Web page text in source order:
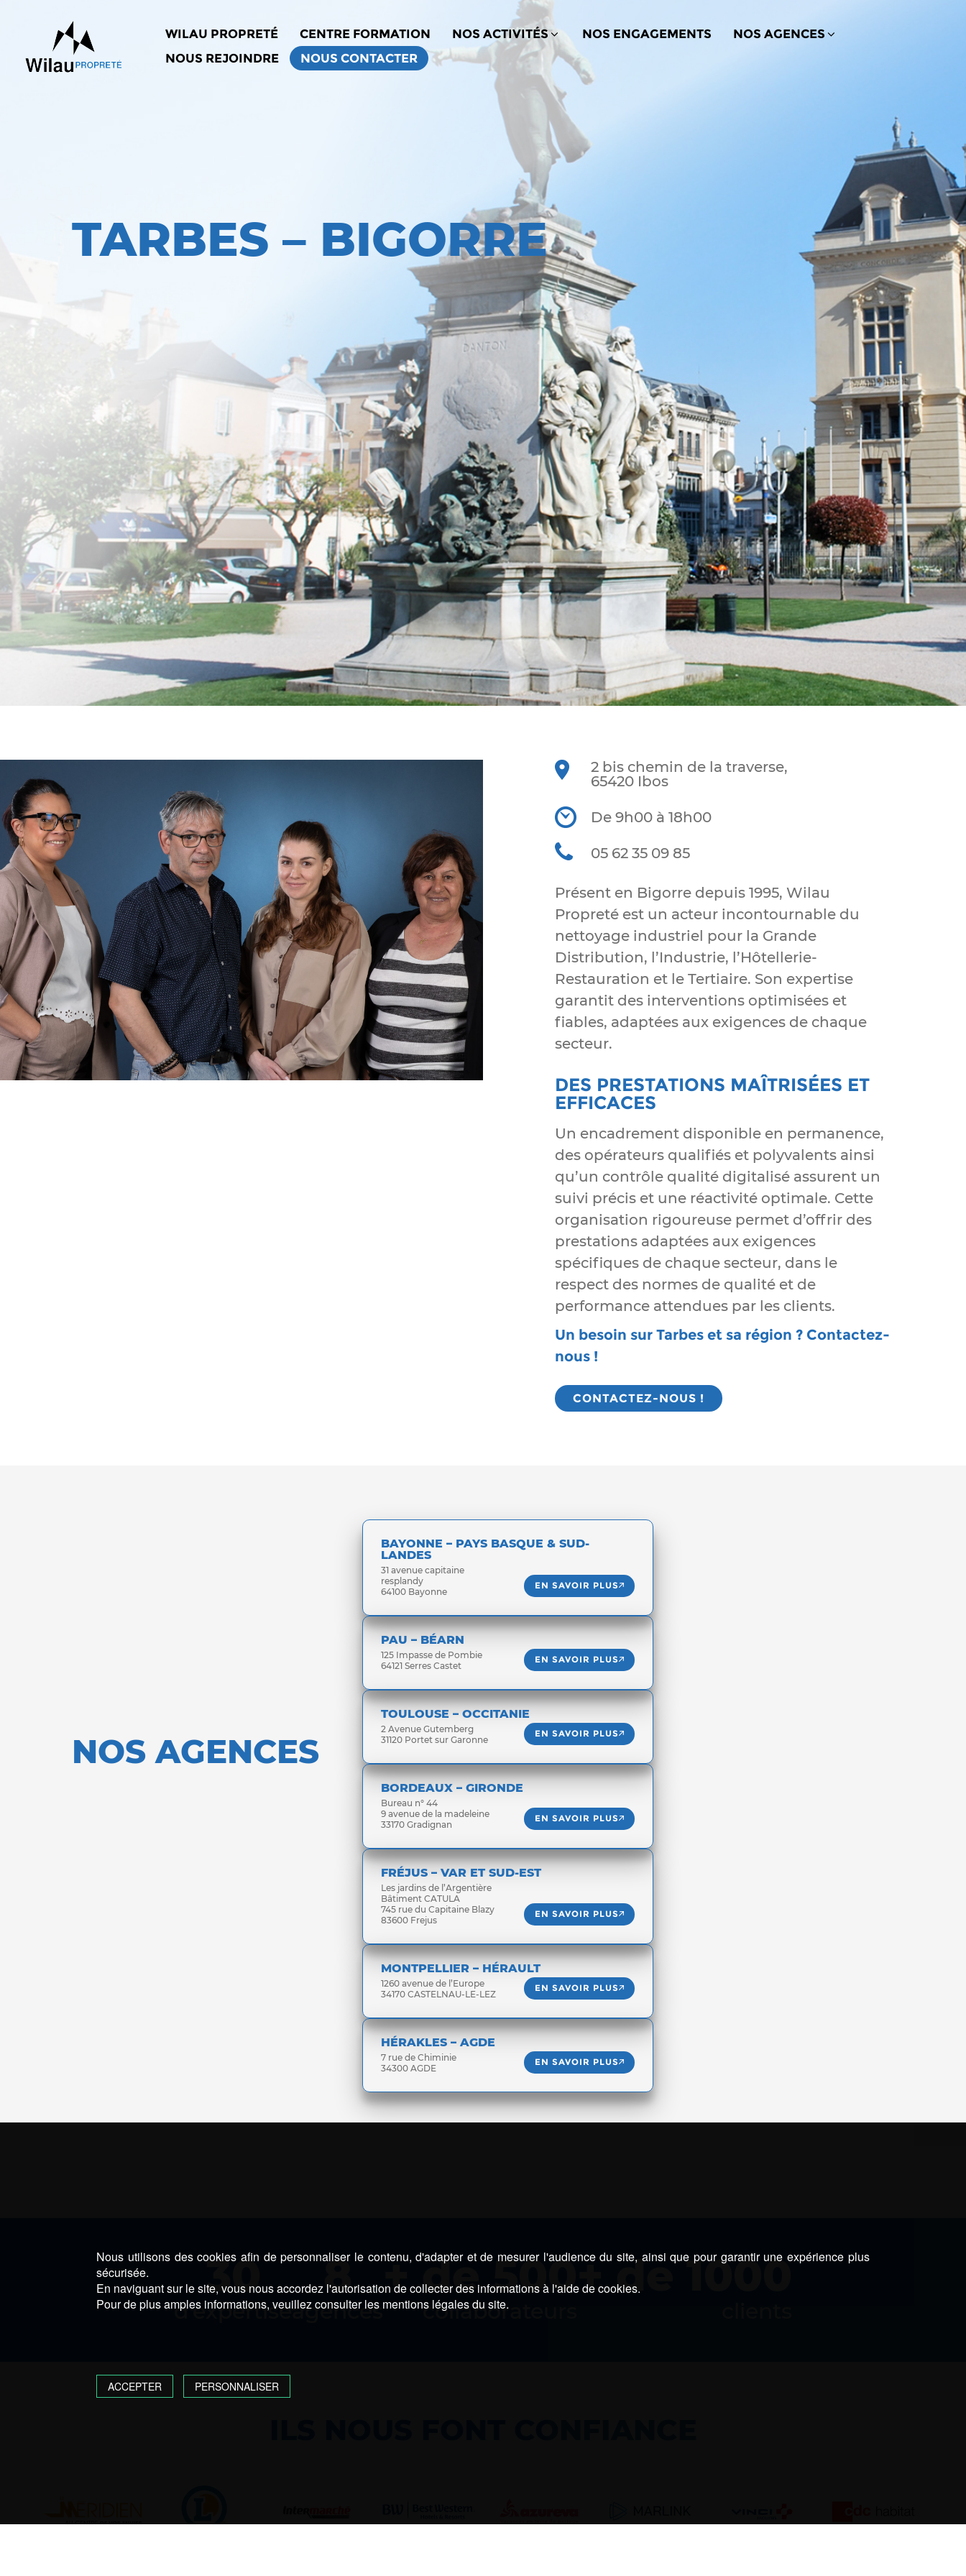
WILAU PROPRETÉ CENTRE FORMATION NOS ACTIVITÉS NOS ENGAGEMENTS
NOS AGENCES
NOUS REJOINDRE
NOUS CONTACTER
TARBES – BIGORRE
2 bis chemin de la traverse,
65420 Ibos
De 9h00 à 18h00
05 62 35 09 85
Présent en Bigorre depuis 1995, Wilau
Propreté est un acteur incontournable du
nettoyage industriel pour la Grande
Distribution, l’Industrie, l’Hôtellerie-
Restauration et le Tertiaire. Son expertise
garantit des interventions optimisées et
fiables, adaptées aux exigences de chaque
secteur.
DES PRESTATIONS MAÎTRISÉES ET
EFFICACES
Un encadrement disponible en permanence,
des opérateurs qualifiés et polyvalents ainsi
qu’un contrôle qualité digitalisé assurent un
suivi précis et une réactivité optimale. Cette
organisation rigoureuse permet d’offrir des
prestations adaptées aux exigences
spécifiques de chaque secteur, dans le
respect des normes de qualité et de
performance attendues par les clients.
Un besoin sur Tarbes et sa région ? Contactez-
nous !
CONTACTEZ-NOUS !
NOS AGENCES
BAYONNE – PAYS BASQUE & SUD-
LANDES
31 avenue capitaine
resplandy
64100 Bayonne
EN SAVOIR PLUS
PAU – BÉARN
125 Impasse de Pombie
64121 Serres Castet
EN SAVOIR PLUS
TOULOUSE – OCCITANIE
2 Avenue Gutemberg
31120 Portet sur Garonne
EN SAVOIR PLUS
BORDEAUX – GIRONDE
Bureau n° 44
9 avenue de la madeleine
33170 Gradignan
EN SAVOIR PLUS
FRÉJUS – VAR ET SUD-EST
Les jardins de l’Argentière
Bâtiment CATULA
745 rue du Capitaine Blazy
83600 Frejus
EN SAVOIR PLUS
MONTPELLIER – HÉRAULT
1260 avenue de l’Europe
34170 CASTELNAU-LE-LEZ
EN SAVOIR PLUS
HÉRAKLES – AGDE
7 rue de Chiminie
34300 AGDE
EN SAVOIR PLUS
30
d’expertise
8
agences
+ de500
collaborateurs
+ de1000
Nous utilisons des cookies afin de personnaliser le contenu, d'adapter et de mesurer l'audience du site, ainsi que pour garantir une expérience plus
sécurisée.
En naviguant sur le site, vous nous accordez l'autorisation de collecter des informations à l'aide de cookies.
Pour de plus amples informations, veuillez consulter les mentions légales du site.
ACCEPTER PERSONNALISER